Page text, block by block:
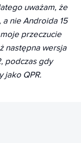
uważam, że
nie Androida 15
moje przeczucie
następna wersja
podczas gdy
jako QPR.